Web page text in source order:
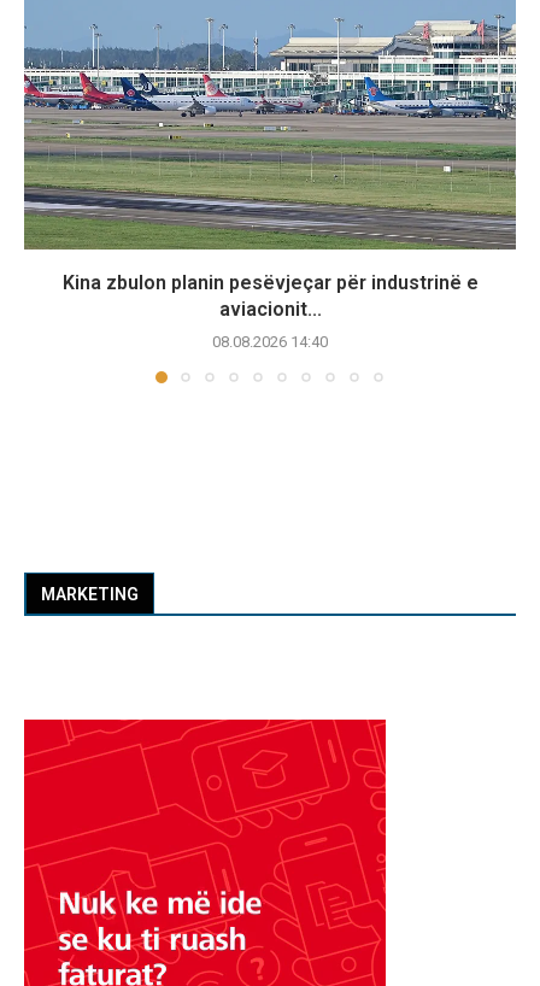
Kina zbulon planin pesëvjeçar për industrinë e
aviacionit...
08.08.2026 14:40
MARKETING